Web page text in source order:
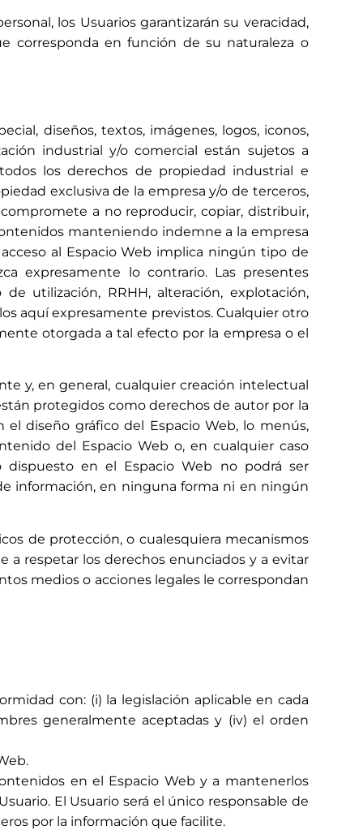
los Usuarios garantizarán su veracidad,
corresponda en función de su naturaleza o
diseños, textos, imágenes, logos, iconos,
industrial y/o comercial están sujetos a
los derechos de propiedad industrial e
exclusiva de la empresa y/o de terceros,
a no reproducir, copiar, distribuir,
manteniendo indemne a la empresa
al Espacio Web implica ningún tipo de
expresamente lo contrario. Las presentes
utilización, RRHH, alteración, explotación,
aquí expresamente previstos. Cualquier otro
otorgada a tal efecto por la empresa o el
y, en general, cualquier creación intelectual
protegidos como derechos de autor por la
diseño gráfico del Espacio Web, lo menús,
del Espacio Web o, en cualquier caso
dispuesto en el Espacio Web no podrá ser
información, en ninguna forma ni en ningún
de protección, o cualesquiera mecanismos
respetar los derechos enunciados y a evitar
medios o acciones legales le correspondan
con: (i) la legislación aplicable en cada
generalmente aceptadas y (iv) el orden
en el Espacio Web y a mantenerlos
El Usuario será el único responsable de
por la información que facilite.